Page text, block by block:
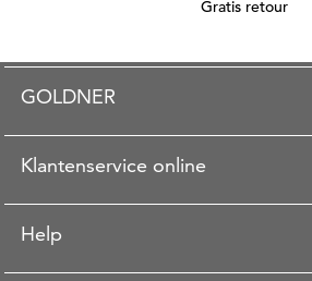
Gratis retour
GOLDNER
Klantenservice online
Help